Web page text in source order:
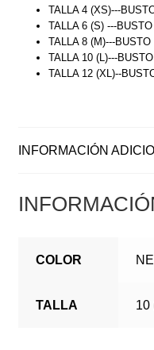
TALLA 4 (XS)---
TALLA 6 (S) ---
TALLA 8 (M)---
TALLA 10 (L)---
TALLA 12 (XL)--
INFORMACIÓN
COLOR
TALLA 10